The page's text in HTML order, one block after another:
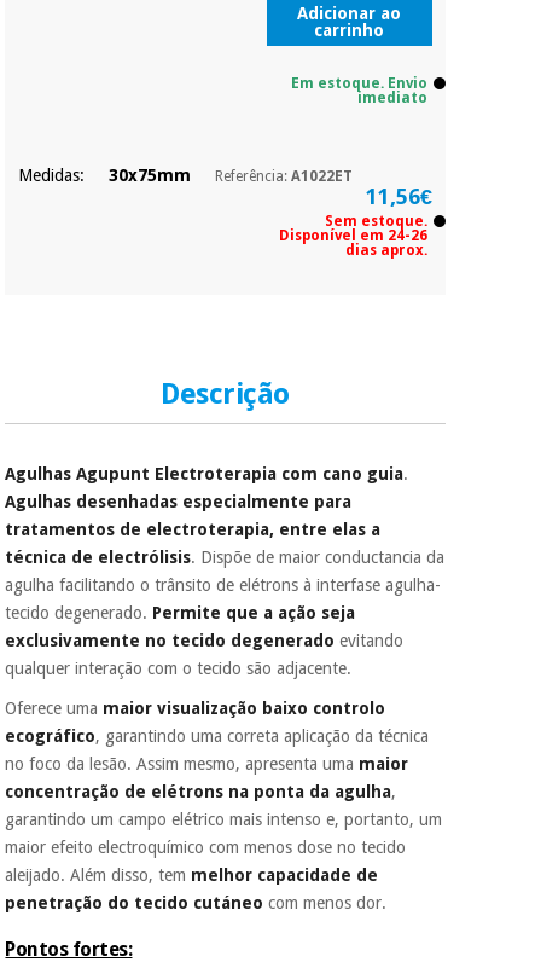
Adicionar ao
carrinho
Em estoque. Envio
imediato
Medidas: 30x75mm Referência:A1022ET
11,56€
Sem estoque.
Disponível em 24-26
dias aprox.
Descrição
Agulhas Agupunt Electroterapia com cano guia.
Agulhas desenhadas especialmente para
tratamentos de electroterapia, entre elas a
técnica de electrólisis. Dispõe de maior conductancia da
agulha facilitando o trânsito de elétrons à interfase agulha-
tecido degenerado. Permite que a ação seja
exclusivamente no tecido degenerado evitando
qualquer interação com o tecido são adjacente.
Oferece uma maior visualização baixo controlo
ecográfico, garantindo uma correta aplicação da técnica
no foco da lesão. Assim mesmo, apresenta uma maior
concentração de elétrons na ponta da agulha,
garantindo um campo elétrico mais intenso e, portanto, um
maior efeito electroquímico com menos dose no tecido
aleijado. Além disso, tem melhor capacidade de
penetração do tecido cutáneo com menos dor.
Pontos fortes: